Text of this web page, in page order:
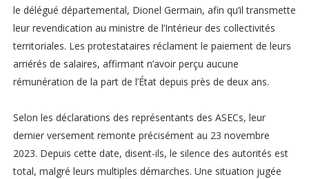
le délégué départemental, Dionel Germain, afin qu’il transmette
leur revendication au ministre de l’Intérieur des collectivités
territoriales. Les protestataires réclament le paiement de leurs
arriérés de salaires, affirmant n’avoir perçu aucune
rémunération de la part de l’État depuis près de deux ans.
Selon les déclarations des représentants des ASECs, leur
dernier versement remonte précisément au 23 novembre
2023. Depuis cette date, disent-ils, le silence des autorités est
total, malgré leurs multiples démarches. Une situation jugée